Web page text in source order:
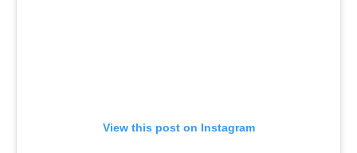
View this post on Instagram